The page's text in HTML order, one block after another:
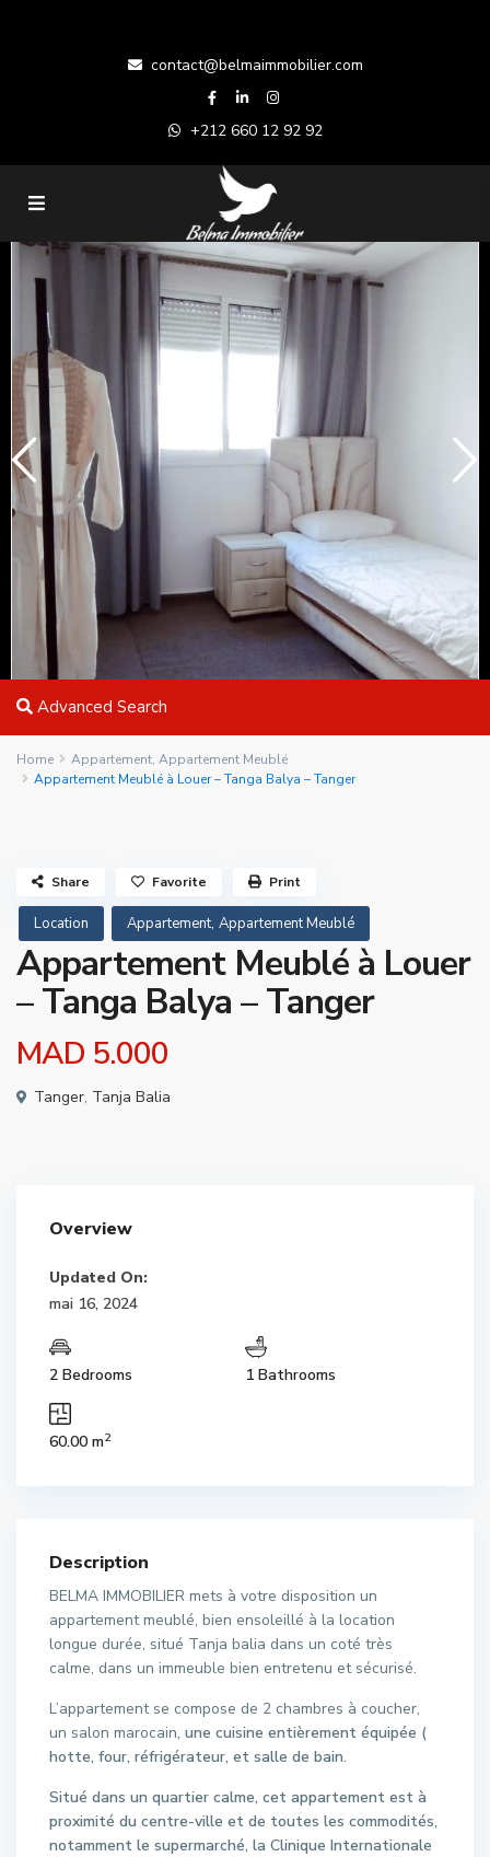
contact@belmaimmobilier.com
+212 660 12 92 92
Advanced Search
Home Appartement, Appartement Meublé
Appartement Meublé à Louer – Tanga Balya – Tanger
Location Appartement, Appartement Meublé
Appartement Meublé à Louer
– Tanga Balya – Tanger
MAD 5.000
Tanger, Tanja Balia
Share Favorite Print
Overview
Updated On:
mai 16, 2024
2 Bedrooms 1 Bathrooms
60.00 m2
Description
BELMA IMMOBILIER mets à votre disposition un
appartement meublé, bien ensoleillé à la location
longue durée, situé Tanja balia dans un coté très
calme, dans un immeuble bien entretenu et sécurisé.
L’appartement se compose de 2 chambres à coucher,
un salon marocain, une cuisine entièrement équipée (
hotte, four, réfrigérateur, et salle de bain.
Situé dans un quartier calme, cet appartement est à
proximité du centre-ville et de toutes les commodités,
notamment le supermarché, la Clinique Internationale